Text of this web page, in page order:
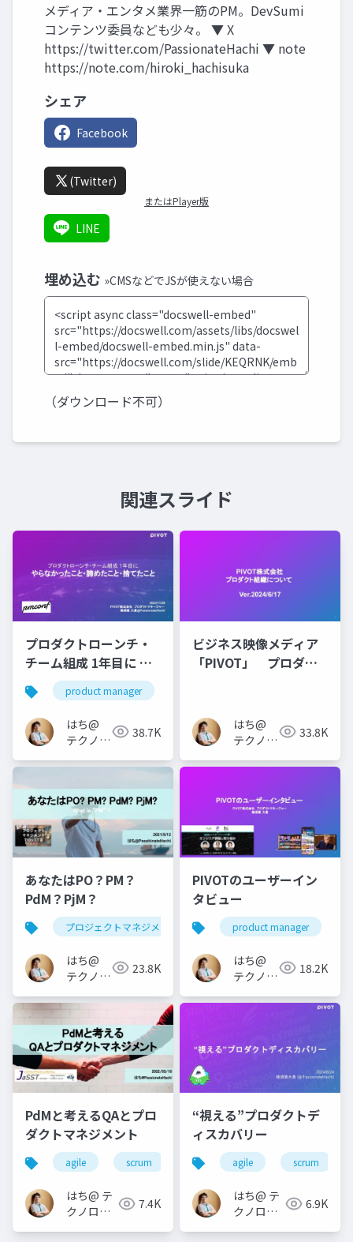
メディア・エンタメ業界一筋のPM。DevSumi
コンテンツ委員なども少々。 ▼ X
https://twitter.com/PassionateHachi ▼ note
https://note.com/hiroki_hachisuka
シェア
Facebook
(Twitter)
またはPlayer版
LINE
埋め込む »CMSなどでJSが使えない場合
（ダウンロード不可）
関連スライド
プロダクトローンチ・
チーム組成 1年目に や
らなかったこと・諦め
たこと・捨てたこと
product manager
はち@
テクノロ
ィア
「Newbee」
38.7K
ビジネス映像メディア
「PIVOT」 プロダク
はち@
テクノロ
ィア
33.8K
あなたはPO？PM？
PdM？PjM？
プロジェクトマネジメント project management
はち@
テクノロ
ィア
「Newbee」
23.8K
PIVOTのユーザーイン
タビュー
product manager
はち@
テクノロ
ィア
18.2K
PdMと考えるQAとプロ
ダクトマネジメント
agile scrum qa jasst tokyo
はち@ テ
クノロジ
7.4K
“視える”プロダクトデ
ィスカバリー
agile scrum
はち@ テ
クノロジ
6.9K